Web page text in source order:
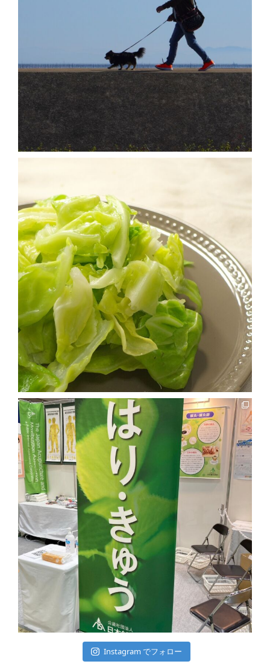
Instagram でフォロー